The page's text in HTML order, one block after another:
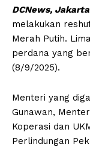
DCNews, Jakarta
melakukan
Merah Putih.
perdana yang
(8/9/2025).
Menteri yang
Gunawan,
Koperasi dan
Perlindungan